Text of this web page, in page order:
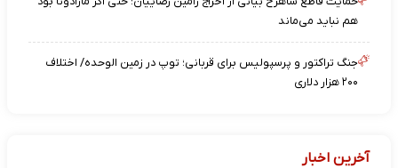
هم نباید می‌ماند
جنگ تراکتور و پرسپولیس برای قربانی؛ توپ در زمین الوحده/ اختلاف
۲۰۰ هزار دلاری
آخرین اخبار